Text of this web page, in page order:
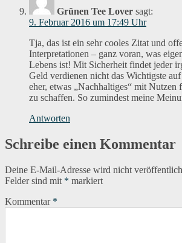
Grünen Tee Lover sagt:
9. Februar 2016 um 17:49 Uhr
Tja, das ist ein sehr cooles Zitat und
Interpretationen – ganz voran, was
Lebens ist! Mit Sicherheit findet jeder
Geld verdienen nicht das Wichtigste
eher, etwas „Nachhaltiges“ mit Nutzen
zu schaffen. So zumindest meine
Antworten
Schreibe einen Kommentar
Deine E-Mail-Adresse wird nicht
Felder sind mit * markiert
Kommentar *